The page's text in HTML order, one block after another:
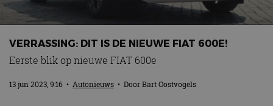
Contact
VERRASSING: DIT IS DE NIEUWE FIAT 600E!
Eerste blik op nieuwe FIAT 600e
13 jun 2023, 9:16 • Autonieuws • DoorBart Oostvogels